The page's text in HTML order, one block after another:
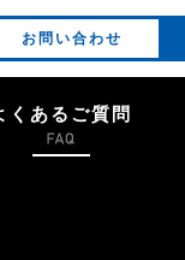
お問い合わせ
くあるご質問